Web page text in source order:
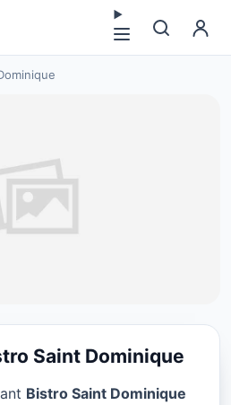
Saint Dominique
Bistro Saint Dominique